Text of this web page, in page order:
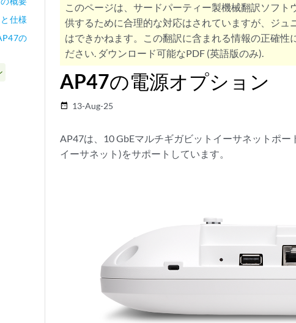
仕様
の
このページは、サードパーティー製機械翻訳ソフ
供するために合理的な対応はされていますが、ジ
はできかねます。この翻訳に含まれる情報の正確性
ださい. ダウンロード可能なPDF (英語版のみ).
AP47の電源オプション
date_range 13-Aug-25
AP47は、10 GbEマルチギガビットイーサネットポ
イーサネット)をサポートしています。